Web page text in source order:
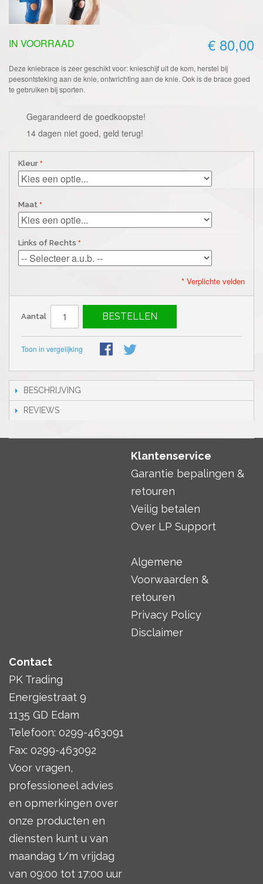
€ 80,00
IN VOORRAAD
Deze kniebrace is zeer geschikt voor: knieschijf uit de kom, herstel bij
peesontsteking aan de knie, ontwrichting aan de knie. Ook is de brace goed
te gebruiken bij sporten.
Gegarandeerd de goedkoopste!
14 dagen niet goed, geld terug!
Kleur
Maat
Links of Rechts
* Verplichte velden
Aantal BESTELLEN
Toon in vergelijking
BESCHRIJVING
REVIEWS
Klantenservice
Garantie bepalingen &
retouren
Veilig betalen
Over LP Support
Algemene
Voorwaarden &
retouren
Privacy Policy
Disclaimer
Contact
PK Trading
Energiestraat 9
1135 GD Edam
Telefoon: 0299-463091
Fax: 0299-463092
Voor vragen,
professioneel advies
en opmerkingen over
onze producten en
diensten kunt u van
maandag t/m vrijdag
van 09:00 tot 17:00 uur